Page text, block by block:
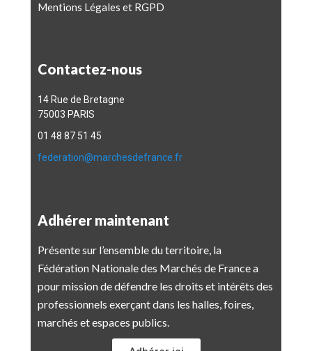
Mentions Légales et RGPD
Contactez-nous
14 Rue de Bretagne
75003 PARIS
01 48 87 51 45
federation@marchesdefrance.fr
Adhérer maintenant
Présente sur l’ensemble du territoire, la
Fédération Nationale des Marchés de France a
pour mission de défendre les droits et intérêts des
professionnels exerçant dans les halles, foires,
marchés et espaces publics.